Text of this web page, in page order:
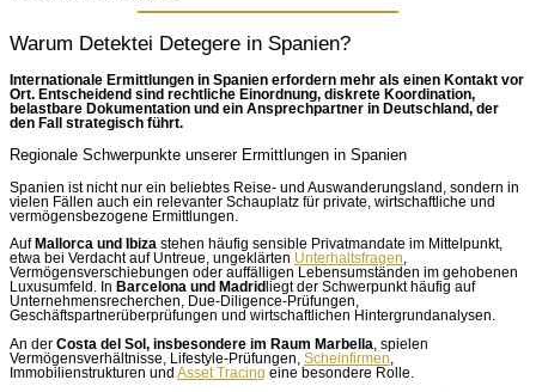
Warum Detektei Detegere in Spanien?
Internationale Ermittlungen in Spanien erfordern mehr als einen Kontakt vor
Ort. Entscheidend sind rechtliche Einordnung, diskrete Koordination,
belastbare Dokumentation und ein Ansprechpartner in Deutschland, der
den Fall strategisch führt.
Regionale Schwerpunkte unserer Ermittlungen in Spanien
Spanien ist nicht nur ein beliebtes Reise- und Auswanderungsland, sondern in
vielen Fällen auch ein relevanter Schauplatz für private, wirtschaftliche und
vermögensbezogene Ermittlungen.
Auf Mallorca und Ibiza stehen häufig sensible Privatmandate im Mittelpunkt,
etwa bei Verdacht auf Untreue, ungeklärten Unterhaltsfragen
Vermögensverschiebungen oder auffälligen Lebensumständen im gehobenen
Luxusumfeld. In Barcelona und Madrid liegt der Schwerpunkt häufig auf
Unternehmensrecherchen, Due-Diligence-Prüfungen,
Geschäftspartnerüberprüfungen und wirtschaftlichen Hintergrundanalysen.
An der Costa del Sol, insbesondere im Raum Marbella , spielen
Vermögensverhältnisse, Lifestyle-Prüfungen, Scheinfirmen
Immobilienstrukturen und Asset Tracing eine besondere Rolle.